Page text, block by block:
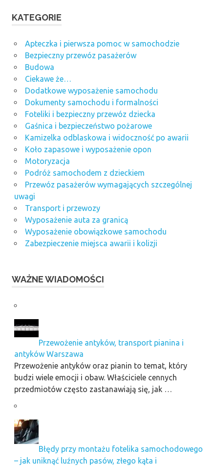
KATEGORIE
Apteczka i pierwsza pomoc w samochodzie
Bezpieczny przewóz pasażerów
Budowa
Ciekawe że…
Dodatkowe wyposażenie samochodu
Dokumenty samochodu i formalności
Foteliki i bezpieczny przewóz dziecka
Gaśnica i bezpieczeństwo pożarowe
Kamizelka odblaskowa i widoczność po awarii
Koło zapasowe i wyposażenie opon
Motoryzacja
Podróż samochodem z dzieckiem
Przewóz pasażerów wymagających szczególnej
uwagi
Transport i przewozy
Wyposażenie auta za granicą
Wyposażenie obowiązkowe samochodu
Zabezpieczenie miejsca awarii i kolizji
WAŻNE WIADOMOŚCI
Przewożenie antyków, transport pianina i
antyków Warszawa
Przewożenie antyków oraz pianin to temat, który
budzi wiele emocji i obaw. Właściciele cennych
przedmiotów często zastanawiają się, jak …
Błędy przy montażu fotelika samochodowego
– jak uniknąć luźnych pasów, złego kąta i